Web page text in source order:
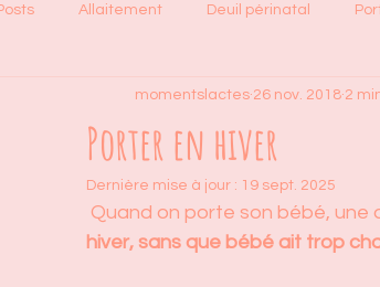
Allaitement Deuil périnatal
Hygiène
Porter en hiver
momentslactes 26 nov. 2018 2
Dernière mise à jour : 19 sept. 2025
Quand on porte son bébé, une
hiver, sans que bébé ait trop